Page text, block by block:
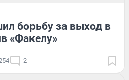
борьбу за выход в
«Факелу»
2